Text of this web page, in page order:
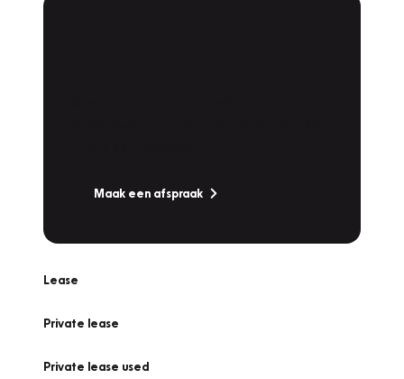
Maak een afspraak
Lease
Private lease
Private lease used